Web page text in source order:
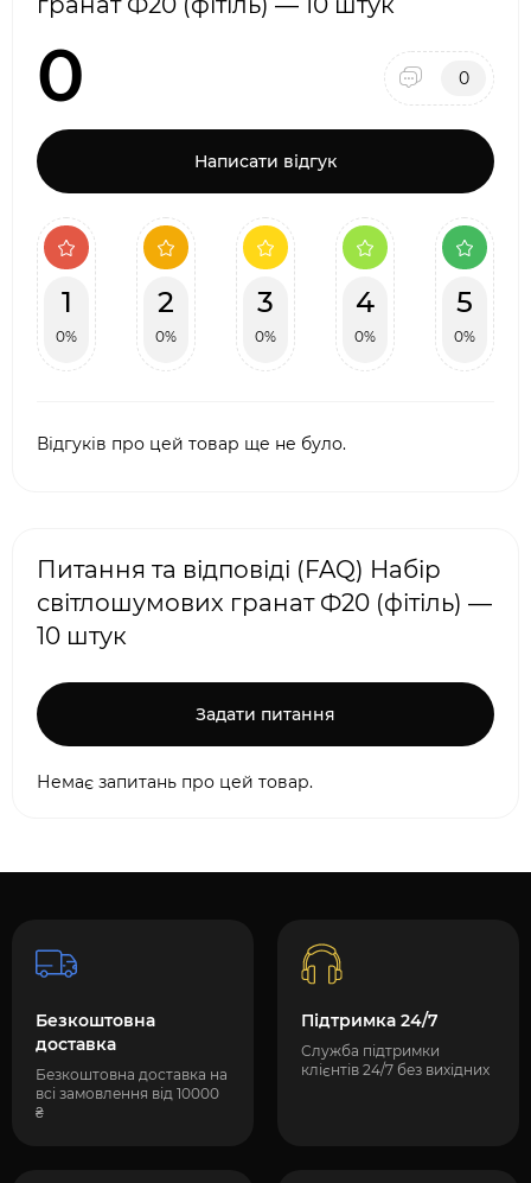
0 0
Написати відгук
1
0%
2
0%
3
0%
4
0%
5
0%
Відгуків про цей товар ще не було.
Питання та відповіді (FAQ) Набір
світлошумових гранат Ф20 (фітіль) —
10 штук
Задати питання
Немає запитань про цей товар.
Безкоштовна
доставка
Безкоштовна доставка на
всі замовлення від 10000
₴
Підтримка 24/7
Служба підтримки
клієнтів 24/7 без вихідних